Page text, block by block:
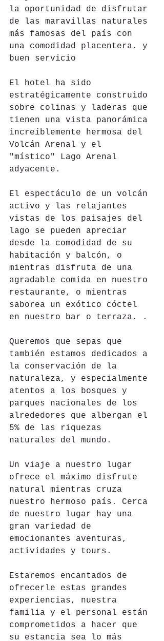
la oportunidad de disfrutar
de las maravillas naturales
más famosas del país con
una comodidad placentera. y
buen servicio
El hotel ha sido
estratégicamente construido
sobre colinas y laderas que
tienen una vista panorámica
increíblemente hermosa del
Volcán Arenal y el
"místico" Lago Arenal
adyacente.
El espectáculo de un volcán
activo y las relajantes
vistas de los paisajes del
lago se pueden apreciar
desde la comodidad de su
habitación y balcón, o
mientras disfruta de una
agradable comida en nuestro
restaurante, o mientras
saborea un exótico cóctel
en nuestro bar o terraza. .
Queremos que sepas que
también estamos dedicados a
la conservación de la
naturaleza, y especialmente
atentos a los bosques y
parques nacionales de los
alrededores que albergan el
5% de las riquezas
naturales del mundo.
Un viaje a nuestro lugar
ofrece el máximo disfrute
natural mientras cruza
nuestro hermoso país. Cerca
de nuestro lugar hay una
gran variedad de
emocionantes aventuras,
actividades y tours.
Estaremos encantados de
ofrecerle estas grandes
experiencias, nuestra
familia y el personal están
comprometidos a hacer que
su estancia sea lo más